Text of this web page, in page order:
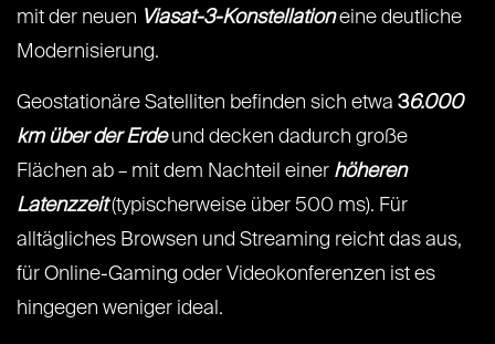
mit der neuen Viasat-3-Konstellationeine deutliche
Modernisierung.
Geostationäre Satelliten befinden sich etwa 36.000
km über der Erdeund decken dadurch große
Flächen ab – mit dem Nachteil einer höheren
Latenzzeit(typischerweise über 500 ms). Für
alltägliches Browsen und Streaming reicht das aus,
für Online-Gaming oder Videokonferenzen ist es
hingegen weniger ideal.